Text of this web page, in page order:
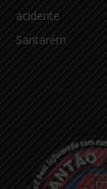
acidente
Santarém